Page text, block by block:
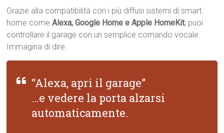
Grazie alla compatibilità con i più diffusi sistemi di smart
home comeAlexa, Google Home e Apple HomeKit, puoi
controllare il garage con un semplice comando vocale.
Immagina di dire:
“Alexa, apri il garage”
…e vedere la porta alzarsi
automaticamente.